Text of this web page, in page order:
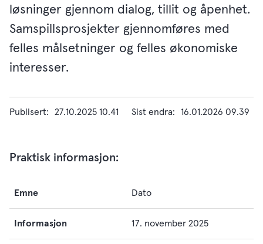
løsninger gjennom dialog, tillit og åpenhet.
Samspillsprosjekter gjennomføres med
felles målsetninger og felles økonomiske
interesser.
Publisert 27.10.2025 10.41 Sist endra 16.01.2026 09.39
Praktisk informasjon:
Emne
Informasjon
Dato
17. november 2025